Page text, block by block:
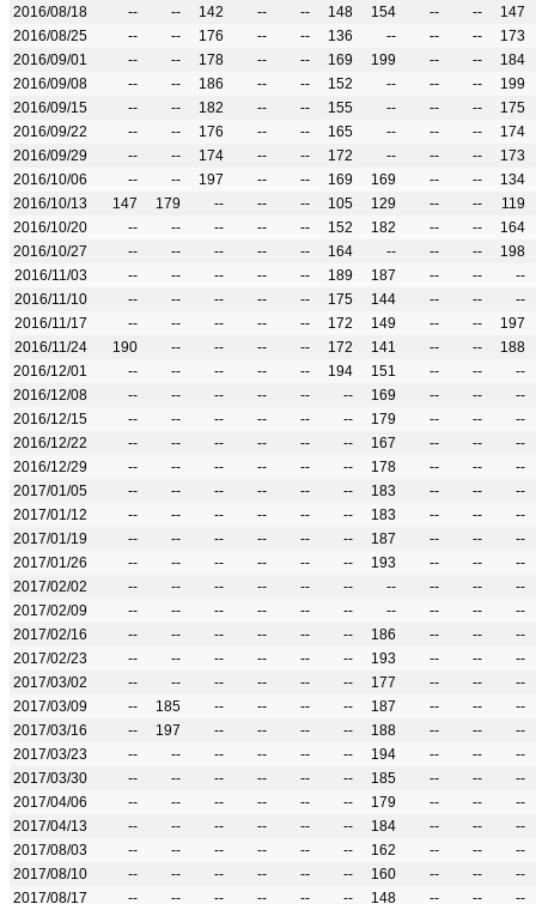
2016/08/18 -- -- 142 -- -- 148 154 -- --
147
2016/08/25
-- -- 176 -- -- 136 -- -- --
173
2016/09/01
-- -- 178 -- -- 169 199 -- --
184
2016/09/08
-- -- 186 -- -- 152 -- -- --
199
2016/09/15
-- -- 182 -- -- 155 -- -- --
175
2016/09/22
-- -- 176 -- -- 165 -- -- --
174
2016/09/29
-- -- 174 -- -- 172 -- -- --
173
2016/10/06
-- -- 197 -- -- 169 169 -- --
134
2016/10/13
147 179 -- -- -- 105 129 -- --
119
2016/10/20
-- -- -- -- -- 152 182 -- --
164
2016/10/27
-- -- -- -- -- 164 -- -- --
198
2016/11/03
-- -- -- -- -- 189 187 -- --
--
2016/11/10
-- -- -- -- -- 175 144 -- --
--
2016/11/17
-- -- -- -- -- 172 149 -- --
197
2016/11/24
190 -- -- -- -- 172 141 -- --
188
2016/12/01
-- -- -- -- -- 194 151 -- --
--
2016/12/08
-- -- -- -- -- -- 169 -- --
--
2016/12/15
-- -- -- -- -- -- 179 -- --
--
2016/12/22
-- -- -- -- -- -- 167 -- --
--
2016/12/29
-- -- -- -- -- -- 178 -- --
--
2017/01/05
-- -- -- -- -- -- 183 -- --
--
2017/01/12
-- -- -- -- -- -- 183 -- --
--
2017/01/19
-- -- -- -- -- -- 187 -- --
--
2017/01/26
-- -- -- -- -- -- 193 -- --
--
2017/02/02
-- -- -- -- -- -- -- -- --
--
2017/02/09
-- -- -- -- -- -- -- -- --
--
2017/02/16
-- -- -- -- -- -- 186 -- --
--
2017/02/23
-- -- -- -- -- -- 193 -- --
--
2017/03/02
-- -- -- -- -- -- 177 -- --
--
2017/03/09
-- 185 -- -- -- -- 187 -- --
--
2017/03/16
-- 197 -- -- -- -- 188 -- --
--
2017/03/23
-- -- -- -- -- -- 194 -- --
--
2017/03/30
-- -- -- -- -- -- 185 -- --
--
2017/04/06
-- -- -- -- -- -- 179 -- --
--
2017/04/13
-- -- -- -- -- -- 184 -- --
--
2017/08/03
-- -- -- -- -- -- 162 -- --
--
2017/08/10
-- -- -- -- -- -- 160 -- --
--
2017/08/17
-- -- -- -- -- -- 148 -- --
--